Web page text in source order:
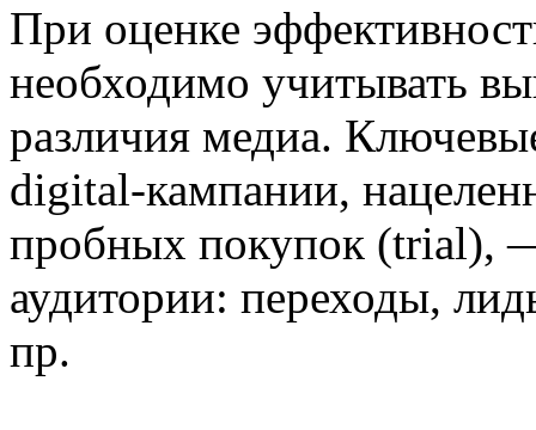
При оценке
необходимо учитывать
различия медиа.
digital-кампании,
пробных покупок (trial),
аудитории: переходы,
пр.